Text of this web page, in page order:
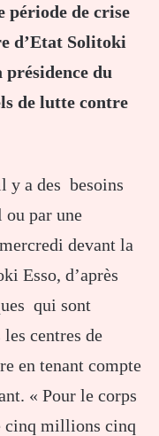
période de crise
d’Etat Solitoki
du
de lutte contre
y a des besoins
ou par une
devant la
Esso, d’après
qui sont
centres de
en tenant compte
« Pour le corps
cinq millions cinq